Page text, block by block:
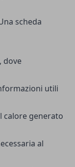
scheda
dove
utili
calore generato
al